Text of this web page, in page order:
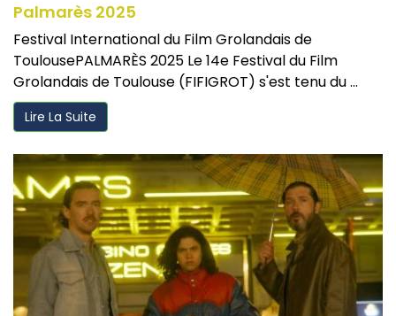
Palmarès 2025
Festival International du Film Grolandais de
ToulousePALMARÈS 2025 Le 14e Festival du Film
Grolandais de Toulouse (FIFIGROT) s'est tenu du ...
Lire La Suite